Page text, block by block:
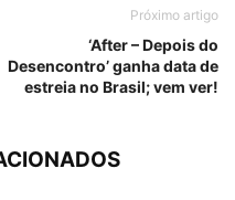
Próximo artigo
‘After – Depois do
Desencontro’ ganha data de
estreia no Brasil; vem ver!